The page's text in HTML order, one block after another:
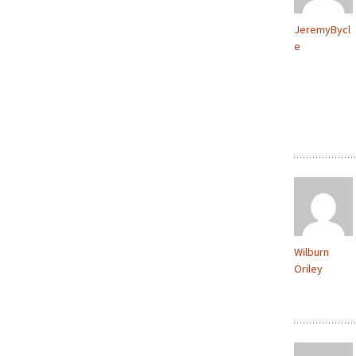
JeremyBycl
e
Wilburn
Oriley